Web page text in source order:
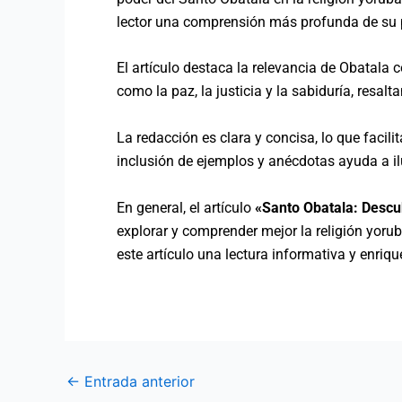
lector una comprensión más profunda de
El artículo destaca la relevancia de Obatala
como la paz, la justicia y la sabiduría,
La redacción es clara y concisa, lo que
inclusión de ejemplos y anécdotas ayuda a
En general, el artículo «Santo Obatala:
explorar y comprender mejor la religión
este artículo una lectura informativa y
← Entrada anterior